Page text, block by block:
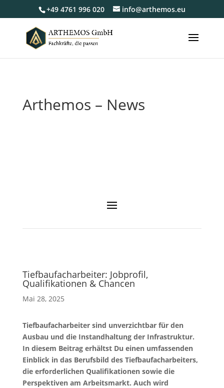
+49 4761 996 020 info@arthemos.eu
Arthemos – News
Tiefbaufacharbeiter: Jobprofil,
Qualifikationen & Chancen
Mai 28, 2025
Tiefbaufacharbeiter sind unverzichtbar für den
Ausbau und die Instandhaltung der Infrastruktur.
In diesem Beitrag erhältst Du einen umfassenden
Einblick in das Berufsbild des Tiefbaufacharbeiters,
die erforderlichen Qualifikationen sowie die
Perspektiven am Arbeitsmarkt. Auch wird